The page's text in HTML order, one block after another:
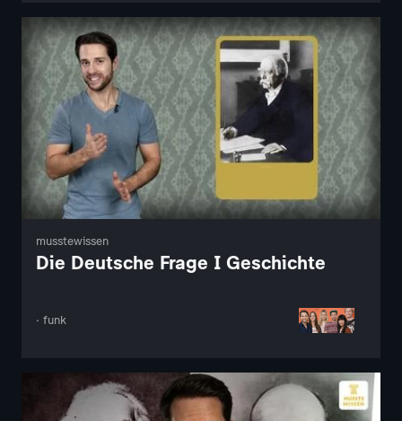
musstewissen
Die Deutsche Frage I Geschichte
· funk